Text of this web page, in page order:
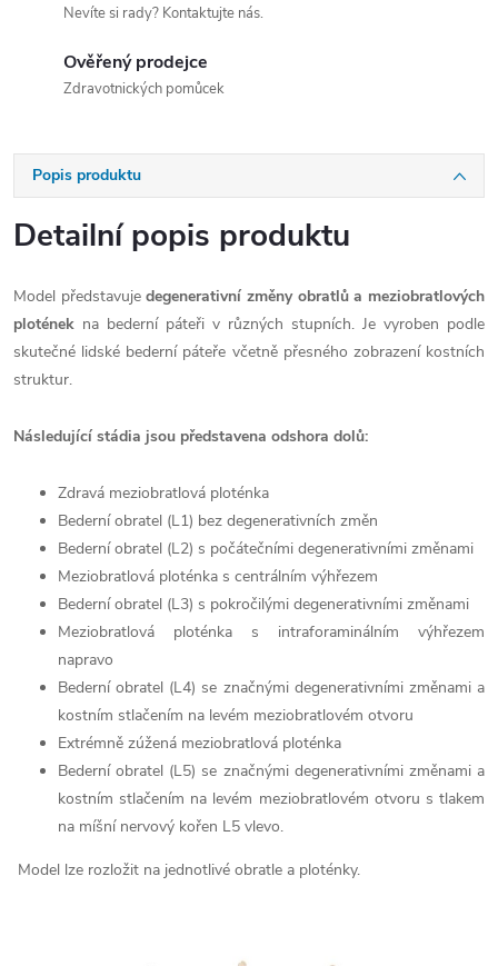
Nevíte si rady? Kontaktujte nás.
Ověřený prodejce
Zdravotnických pomůcek
Popis produktu
Detailní popis produktu
Model představujedegenerativní změny obratlů a meziobratlových
plotének na bederní páteři v různých stupních. Je vyroben podle
skutečné lidské bederní páteře včetně přesného zobrazení kostních
struktur.
Následující stádia jsou představena odshora dolů:
Zdravá meziobratlová ploténka
Bederní obratel (L1) bez degenerativních změn
Bederní obratel (L2) s počátečními degenerativními změnami
Meziobratlová ploténka s centrálním výhřezem
Bederní obratel (L3) s pokročilými degenerativními změnami
Meziobratlová ploténka s intraforaminálním výhřezem
napravo
Bederní obratel (L4) se značnými degenerativními změnami a
kostním stlačením na levém meziobratlovém otvoru
Extrémně zúžená meziobratlová ploténka
Bederní obratel (L5) se značnými degenerativními změnami a
kostním stlačením na levém meziobratlovém otvoru s tlakem
na míšní nervový kořen L5 vlevo.
Model lze rozložit na jednotlivé obratle a ploténky.